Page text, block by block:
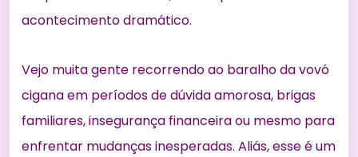
acontecimento dramático.
Vejo muita gente recorrendo ao baralho da vovó
cigana em períodos de dúvida amorosa, brigas
familiares, insegurança financeira ou mesmo para
enfrentar mudanças inesperadas. Aliás, esse é um